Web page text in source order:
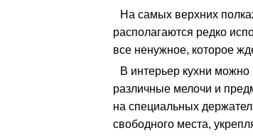
На самых верхних
располагаются редко
все ненужное, которое
В интерьер кухни можно
различные мелочи и
на специальных
свободного места,